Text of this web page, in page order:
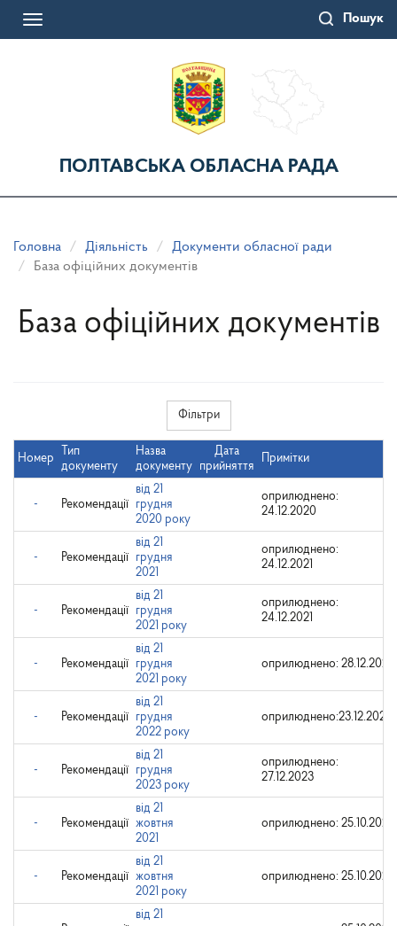
Пошук
Toggle
ПОЛТАВСЬКА ОБЛАСНА РАДА
Головна Діяльність
Документи обласної ради
База офіційних документів
База офіційних документів
Фільтри
Номер
Тип
документу
Назва
документу
Дата
прийняття
Примітки
- Рекомендації
від 21
грудня
2020 року
оприлюднено:
24.12.2020
- Рекомендації
від 21
грудня
2021
оприлюднено:
24.12.2021
- Рекомендації
від 21
грудня
2021 року
оприлюднено:
24.12.2021
- Рекомендації
від 21
грудня
2021 року
оприлюднено: 28.12.2021
- Рекомендації
від 21
грудня
2022 року
оприлюднено:23.12.2022
- Рекомендації
від 21
грудня
2023 року
оприлюднено:
27.12.2023
- Рекомендації
від 21
жовтня
2021
оприлюднено: 25.10.2021
- Рекомендації
від 21
жовтня
2021 року
оприлюднено: 25.10.2021
від 21